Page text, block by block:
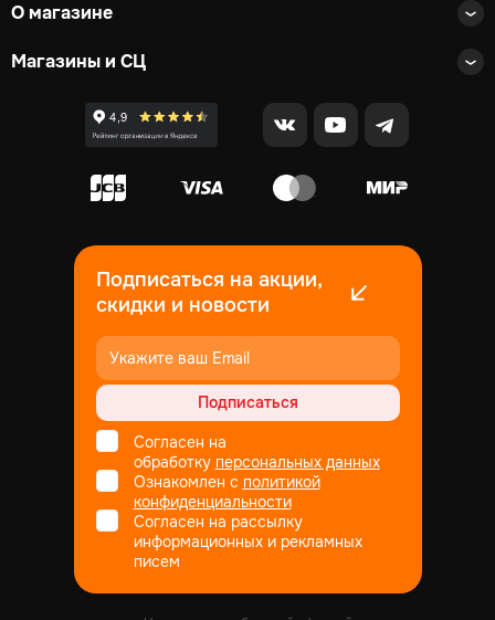
О магазине
Магазины и СЦ
Подписаться на акции,
скидки и новости
Подписаться
Согласен на
обработку персональных данных
Ознакомлен с политикой
конфиденциальности
Согласен на рассылку
информационных и рекламных
писем